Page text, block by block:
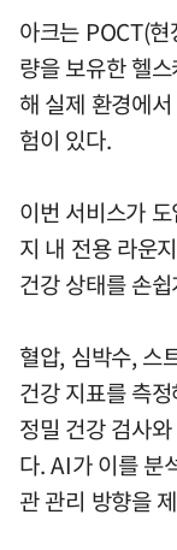
아크는 POCT(
량을 보유한 헬
해 실제 환경에
험이 있다.
이번 서비스가
지 내 전용 라운
건강 상태를 손
혈압, 심박수, 스
건강 지표를 측
정밀 건강 검사
다. AI가 이를 분
관 관리 방향을